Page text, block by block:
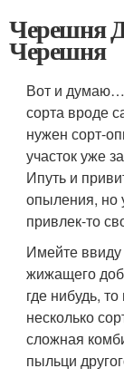
Черешня
Черешня
Вот и думаю…
сорта вроде
нужен сорт-
участок уже
Ипуть и
опыления, но
привлек-то
Имейте
жижащего
где нибудь,
несколько
сложная
пыльци